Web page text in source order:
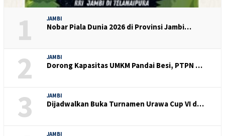
1 JAMBI
Nobar Piala Dunia 2026 di Provinsi Jambi…
2 JAMBI
Dorong Kapasitas UMKM Pandai Besi, PTPN …
3 JAMBI
Dijadwalkan Buka Turnamen Urawa Cup VI d…
JAMBI